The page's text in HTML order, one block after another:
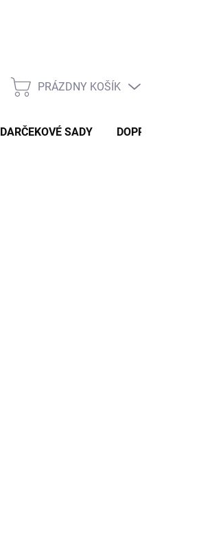
NÁKUPNÝ
PRÁZDNY KOŠÍK
DARČEKOVÉ SADY DOPRAVA A